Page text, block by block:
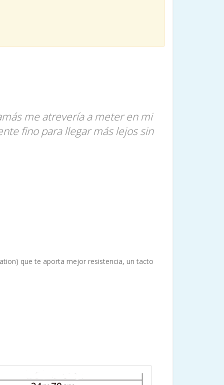
me atrevería a meter en mi
fino para llegar más lejos sin
que te aporta mejor resistencia, un tacto